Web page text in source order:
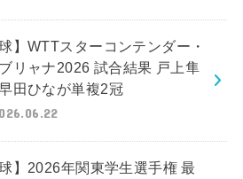
球】WTTスターコンテンダー・
リャナ2026 試合結果 戸上隼
田ひなが単複2冠
球】2026年関東学生選手権 最